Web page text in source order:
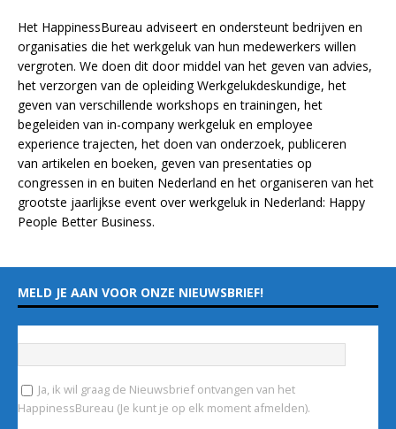
Het HappinessBureau adviseert en ondersteunt bedrijven en
organisaties die het werkgeluk van hun medewerkers willen
vergroten. We doen dit door middel van het geven van advies,
het verzorgen van de opleidingWerkgelukdeskundige, het
geven van verschillende workshops en trainingen, het
begeleiden van in-company werkgeluk en employee
experiencetrajecten, het doen van onderzoek, publiceren
van artikelen en boeken, geven van presentaties op
congressen in en buiten Nederland en het organiseren van het
grootste jaarlijkse event over werkgeluk in Nederland: Happy
People Better Business.
MELD JE AAN VOOR ONZE NIEUWSBRIEF!
Ja, ik wil graag de Nieuwsbrief ontvangen van het
HappinessBureau (Je kunt je op elk moment afmelden).